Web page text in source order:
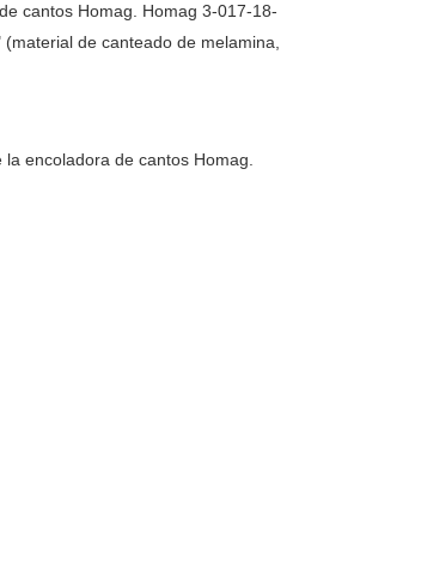
cantos Homag. Homag 3-017-18-
de canteado de melamina,
encoladora de cantos Homag.